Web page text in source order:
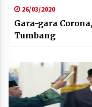
26/03/2020
Gara-gara
Tumbang